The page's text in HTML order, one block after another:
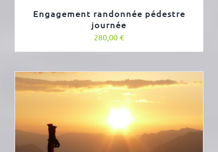
Engagement randonnée pédestre
journée
280,00 €